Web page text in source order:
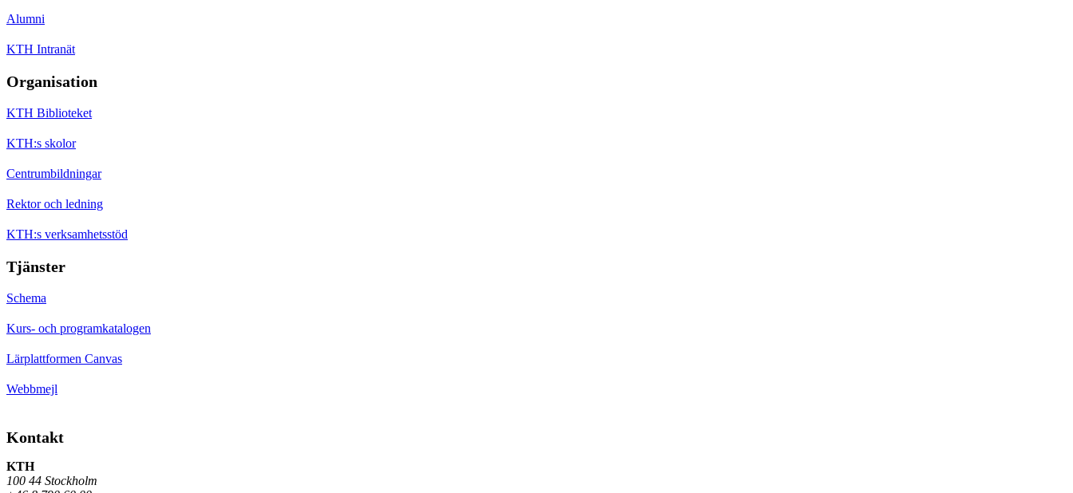
Alumni
KTH Intranät
Organisation
KTH Biblioteket
KTH:s skolor
Centrumbildningar
Rektor och ledning
KTH:s verksamhetsstöd
Tjänster
Schema
Kurs- och programkatalogen
Lärplattformen Canvas
Webbmejl
Kontakt
KTH
100 44 Stockholm